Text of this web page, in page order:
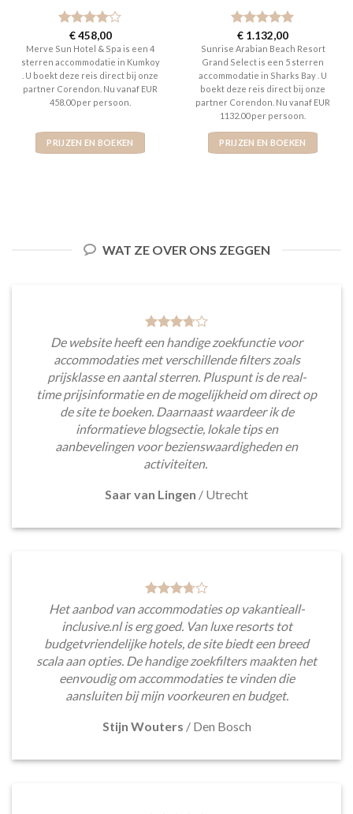
Gewaardeerd
4uit 5
€458,00
Merve Sun Hotel & Spa is een 4
sterren accommodatie in Kumkoy
. U boekt deze reis direct bij onze
partner Corendon. Nu vanaf EUR
458.00 per persoon.
PRIJZEN EN BOEKEN
Gewaardeerd
5uit 5
€ 1.132,00
Sunrise Arabian Beach Resort
Grand Select is een 5 sterren
accommodatie in Sharks Bay . U
boekt deze reis direct bij onze
partner Corendon. Nu vanaf EUR
1132.00 per persoon.
PRIJZEN EN BOEKEN
WAT ZE OVER ONS ZEGGEN
De website heeft een handige zoekfunctie voor
accommodaties met verschillende filters zoals
prijsklasse en aantal sterren. Pluspunt is de real-
time prijsinformatie en de mogelijkheid om direct op
de site te boeken. Daarnaast waardeer ik de
informatieve blogsectie, lokale tips en
aanbevelingen voor bezienswaardigheden en
activiteiten.
Saar van Lingen / Utrecht
Het aanbod van accommodaties op vakantieall-
inclusive.nl is erg goed. Van luxe resorts tot
budgetvriendelijke hotels, de site biedt een breed
scala aan opties. De handige zoekfilters maakten het
eenvoudig om accommodaties te vinden die
aansluiten bij mijn voorkeuren en budget.
Stijn Wouters / Den Bosch